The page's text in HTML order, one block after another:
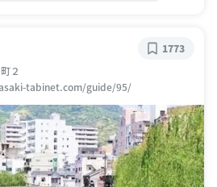
２
tabinet.com/guide/95/
1773